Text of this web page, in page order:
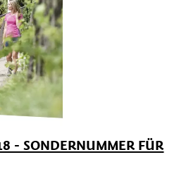
- SONDERNUMMER FÜR